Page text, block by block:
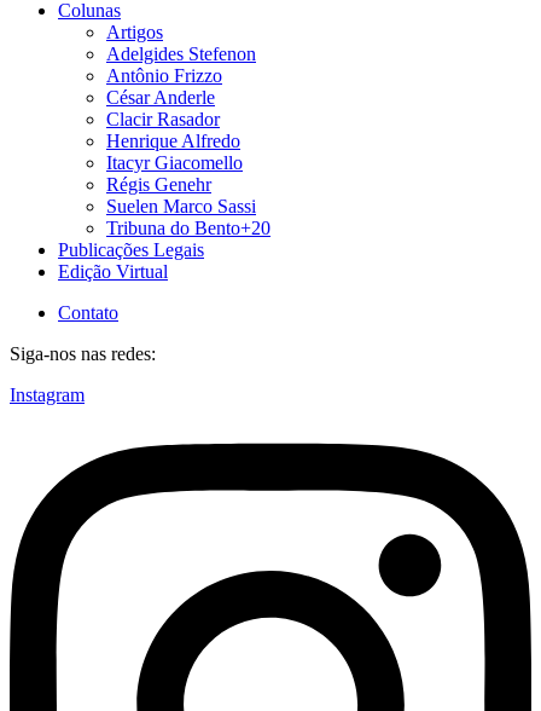
Colunas
Artigos
Adelgides Stefenon
Antônio Frizzo
César Anderle
Clacir Rasador
Henrique Alfredo
Itacyr Giacomello
Régis Genehr
Suelen Marco Sassi
Tribuna do Bento+20
Publicações Legais
Edição Virtual
Contato
Siga-nos nas redes:
Instagram